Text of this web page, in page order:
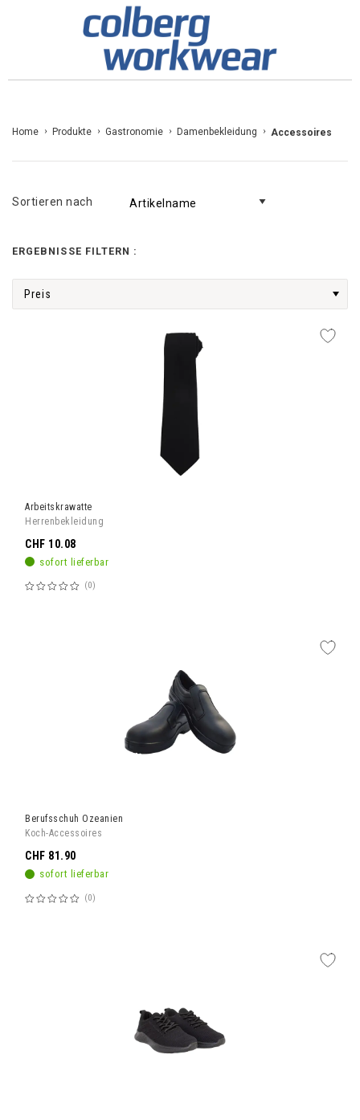
Home Produkte Gastronomie Damenbekleidung Accessoires
Sortieren nach
ERGEBNISSE FILTERN :
Preis
Arbeitskrawatte
Herrenbekleidung
sofort lieferbar
Bewertung:
0
CHF 10.08
Berufsschuh Ozeanien
Koch-Accessoires
sofort lieferbar
Bewertung:
0
CHF 81.90